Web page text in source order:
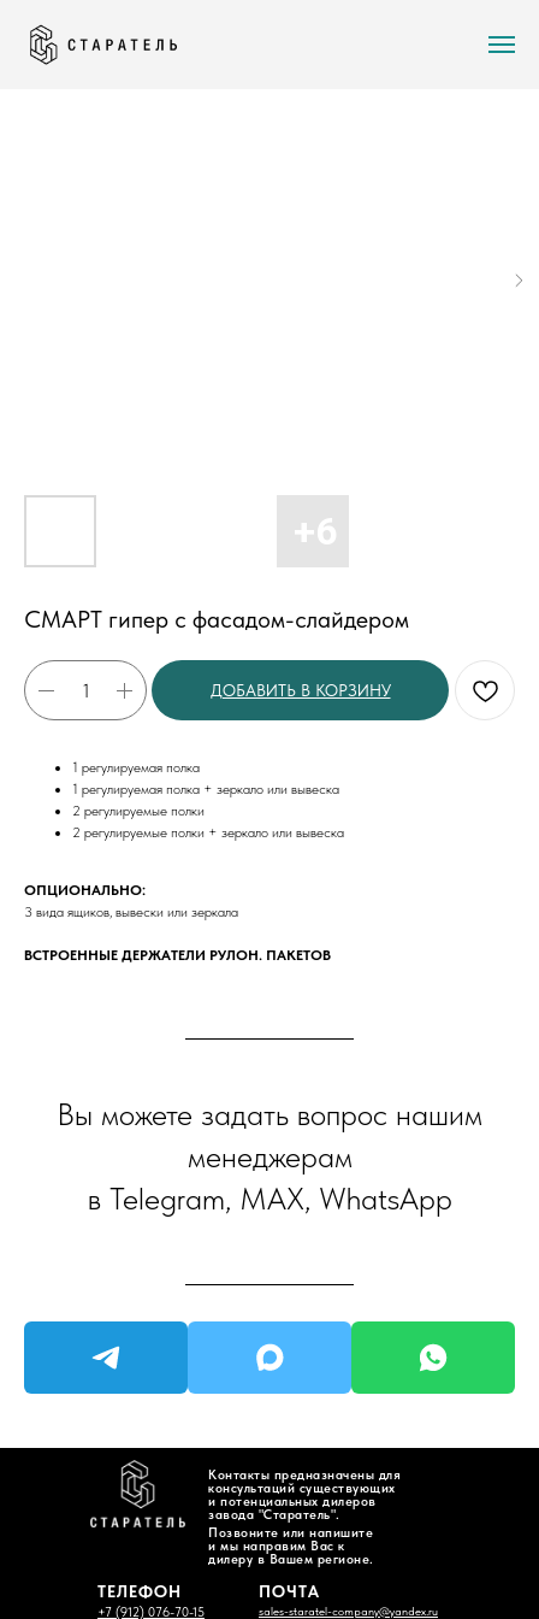
СМАРТ гипер с фасадом-слайдером
ДОБАВИТЬ В КОРЗИНУ
1 регулируемая полка
1 регулируемая полка + зеркало или вывеска
2 регулируемые полки
2 регулируемые полки + зеркало или вывеска
ОПЦИОНАЛЬНО:
3 вида ящиков, вывески или зеркала
ВСТРОЕННЫЕ ДЕРЖАТЕЛИ РУЛОН. ПАКЕТОВ
Вы можете задать вопрос нашим
менеджерам
в Telegram, MAX, WhatsApp
ПОЧТА
sales-staratel-company@yandex.ru
ТЕЛЕФОН
+7 (912) 076-70-15
Позвоните или напишите
и мы направим Вас к
дилеру в Вашем регионе.
Контакты предназначены для
консультаций существующих
и потенциальных дилеров
завода "Старатель".